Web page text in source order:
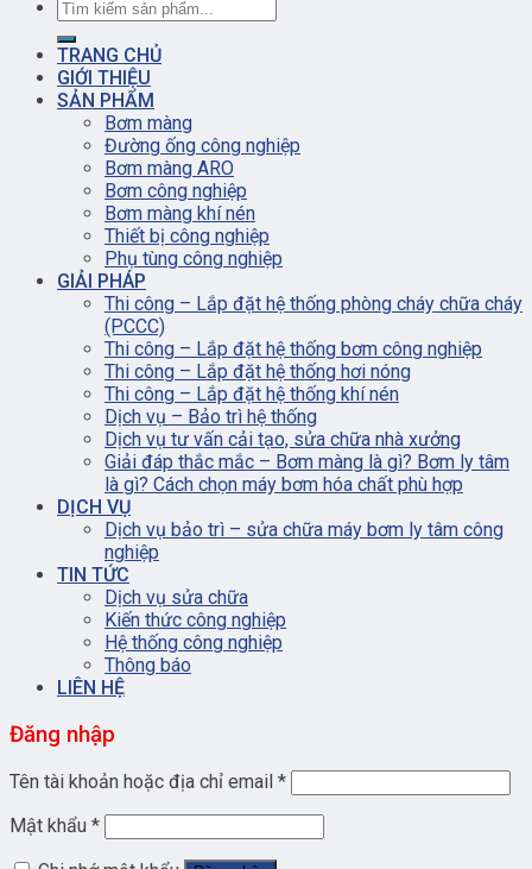
TRANG CHỦ
GIỚI THIỆU
SẢN PHẨM
Bơm màng
Đường ống công nghiệp
Bơm màng ARO
Bơm công nghiệp
Bơm màng khí nén
Thiết bị công nghiệp
Phụ tùng công nghiệp
GIẢI PHÁP
Thi công – Lắp đặt hệ thống phòng cháy chữa cháy
(PCCC)
Thi công – Lắp đặt hệ thống bơm công nghiệp
Thi công – Lắp đặt hệ thống hơi nóng
Thi công – Lắp đặt hệ thống khí nén
Dịch vụ – Bảo trì hệ thống
Dịch vụ tư vấn cải tạo, sửa chữa nhà xưởng
Giải đáp thắc mắc – Bơm màng là gì? Bơm ly tâm
là gì? Cách chọn máy bơm hóa chất phù hợp
DỊCH VỤ
Dịch vụ bảo trì – sửa chữa máy bơm ly tâm công
nghiệp
TIN TỨC
Dịch vụ sửa chữa
Kiến thức công nghiệp
Hệ thống công nghiệp
Thông báo
LIÊN HỆ
Đăng nhập
Tên tài khoản hoặc địa chỉ email *
Mật khẩu *